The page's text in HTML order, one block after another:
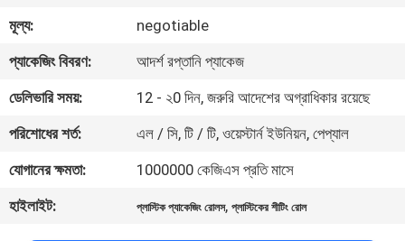
ভ্রমণ
মান
নিয়ন্ত্রণ
যোগাযোগ
করুন
মূল্য:
negotiable
প্যাকেজিং বিবরণ:
আদর্শ রপ্তানি প্যাকেজ
ডেলিভারি সময়:
12 - ২0 দিন, জরুরি আদেশের অগ্রাধিকার রয়েছে
পরিশোধের শর্ত:
এল / সি, টি / টি, ওয়েস্টার্ন ইউনিয়ন, পেপ্যাল
যোগানের ক্ষমতা:
1000000 কেজিএস প্রতি মাসে
হাইলাইট:
প্লাস্টিক প্যাকেজিং রোলস,প্লাস্টিকের শীটিং রোল